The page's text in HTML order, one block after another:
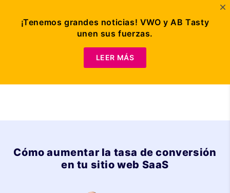
Cómo aumentar la tasa de conversión
en tu sitio web SaaS
¡Tenemos grandes noticias! VWO y AB Tasty
unen sus fuerzas.
LEER MÁS